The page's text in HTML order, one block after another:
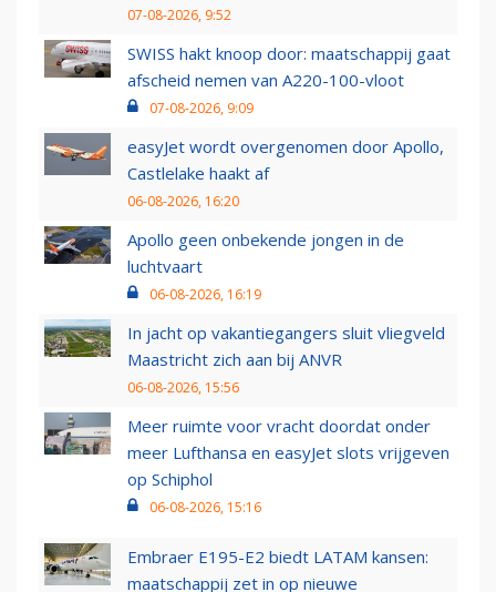
07-08-2026, 9:52
SWISS hakt knoop door: maatschappij gaat
afscheid nemen van A220-100-vloot
07-08-2026, 9:09
easyJet wordt overgenomen door Apollo,
Castlelake haakt af
06-08-2026, 16:20
Apollo geen onbekende jongen in de
luchtvaart
06-08-2026, 16:19
In jacht op vakantiegangers sluit vliegveld
Maastricht zich aan bij ANVR
06-08-2026, 15:56
Meer ruimte voor vracht doordat onder
meer Lufthansa en easyJet slots vrijgeven
op Schiphol
06-08-2026, 15:16
Embraer E195-E2 biedt LATAM kansen:
maatschappij zet in op nieuwe